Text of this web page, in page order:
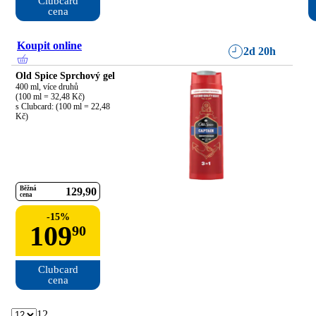
cena
Koupit online 2d 20h
Old Spice Sprchový gel
400 ml, více druhů
(100 ml = 32,48 Kč)
s Clubcard: (100 ml = 22,48
Kč)
Běžná
cena
129 90
-15%
10990
Clubcard
cena